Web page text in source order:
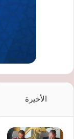
الأخيرة